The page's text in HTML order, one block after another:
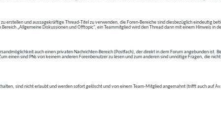
erstellen und aussagekräftige Thread-Titel zu verwenden, die Foren-Bereiche sind diesbezüglich eindeutig
„Allgemeine Diskussionen und Offtopic“, ein Teammitglied wird den Thread dann mit einem Hinweis in
auch einen privaten Nachrichten-Bereich (Postfach), der direkt in dem Forum angebunden ist.
einen sind PNs von keinem anderen Forenbenutzer zu lesen und zum anderen sind unnötige Fragen, die
sind nicht erlaubt und werden sofort gelöscht und von einem Team-Mitglied angemahnt (trifft auch auf